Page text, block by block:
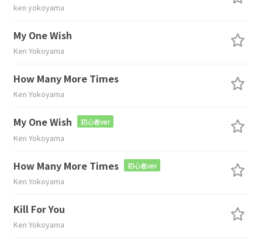
ken yokoyama
My One Wish
Ken Yokoyama
How Many More Times
Ken Yokoyama
My One Wish 初心者ver
Ken Yokoyama
How Many More Times 初心者ver
Ken Yokoyama
Kill For You
Ken Yokoyama